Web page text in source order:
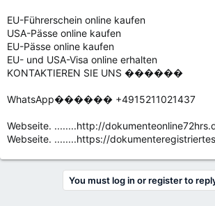
EU-Führerschein online kaufen
USA-Pässe online kaufen
EU-Pässe online kaufen
EU- und USA-Visa online erhalten
KONTAKTIEREN SIE UNS ������
WhatsApp������ +4915211021437
Webseite. ........http://
Webseite. ........https://
You must log in or register to